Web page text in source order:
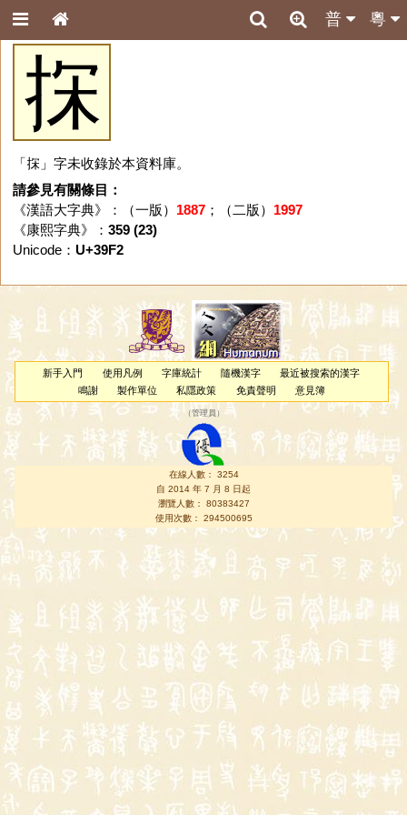
粵
普
㧲
「㧲」字未收錄於本資料庫。
請參見有關條目：
《漢語大字典》：（一版） 1887；（二版） 1997
《康熙字典》： 359 (23)
Unicode： U+39F2
新手入門 使用凡例 字庫統計 隨機漢字
最近被搜索的漢字
鳴謝
製作單位 私隱政策 免責聲明 意見簿
（管理員 ）
在線人數： 3254
自 2014 年 7 月 8 日起
瀏覽人數： 80383427
使用次數： 294500695